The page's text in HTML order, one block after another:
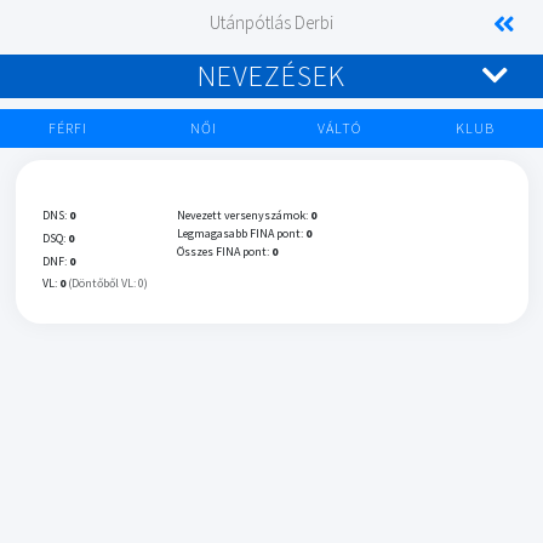
Utánpótlás Derbi
NEVEZÉSEK
FÉRFI NŐI VÁLTÓ KLUB
DNS: 0
DSQ: 0
DNF: 0
VL: 0 (Döntőből VL: 0)
Nevezett versenyszámok: 0
Legmagasabb FINA pont: 0
Összes FINA pont: 0